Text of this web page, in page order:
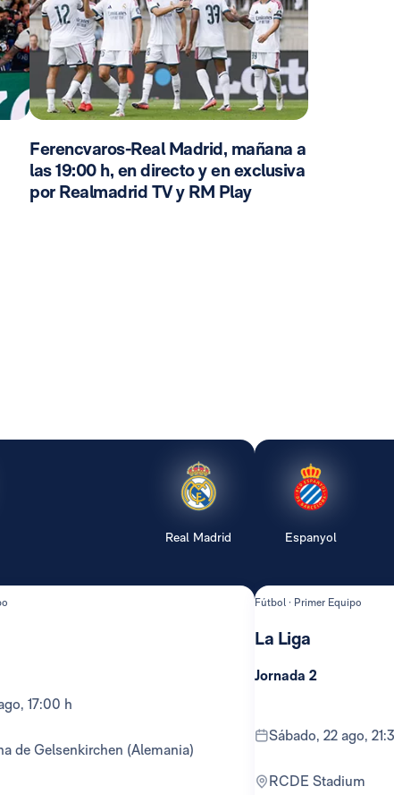
Ferencvaros-Real Madrid, mañana a
las 19:00 h, en directo y en exclusiva
por Realmadrid TV y RM Play
Real Madrid
17:00 h
de Gelsenkirchen (Alemania)
Espanyol
Fútbol · Primer Equipo
La Liga
Jornada 2
sábado, 22 ago,
RCDE Stadium